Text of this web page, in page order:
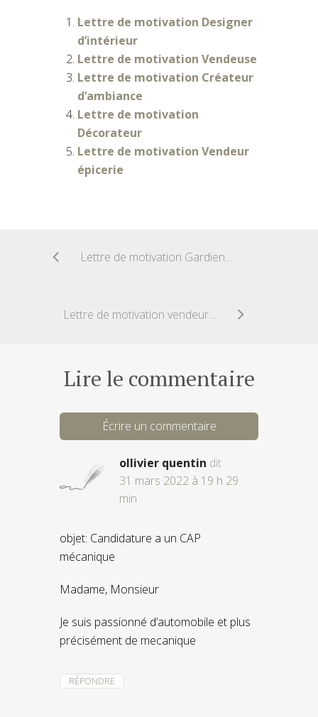
Lettre de motivation Designer
d’intérieur
Lettre de motivation Vendeuse
Lettre de motivation Créateur
d’ambiance
Lettre de motivation
Décorateur
Lettre de motivation Vendeur
épicerie
Lettre de motivation Gardien d’immeuble
Lettre de motivation vendeur multimedia
Lire le commentaire
Écrire un commentaire
ollivier quentin dit :
31 mars 2022 à 19 h 29
min
objet: Candidature a un CAP
mécanique
Madame, Monsieur
Je suis passionné d’automobile et plus
précisément de mecanique
RÉPONDRE